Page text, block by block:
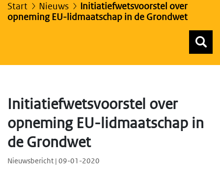
Start Nieuws
Initiatiefwetsvoorstel over
opneming EU-lidmaatschap in de Grondwet
Initiatiefwetsvoorstel over
opneming EU-lidmaatschap in
de Grondwet
Nieuwsbericht | 09-01-2020